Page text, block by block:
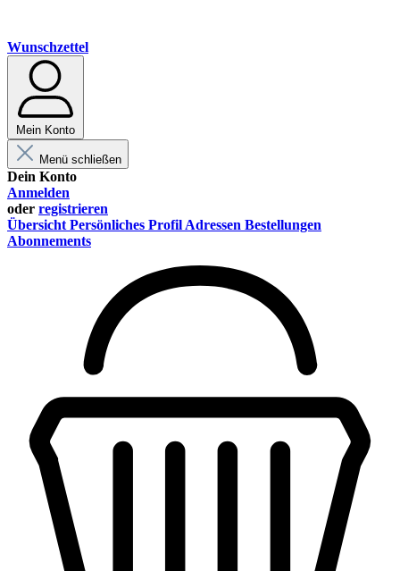
Wunschzettel
Mein Konto
Menü schließen
Dein Konto
Anmelden
oder registrieren
Übersicht Persönliches Profil Adressen Bestellungen
Abonnements